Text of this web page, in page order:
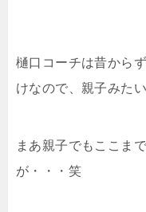
樋口コーチは昔から
けなので、親子みた
まあ親子でもここま
が・・・笑